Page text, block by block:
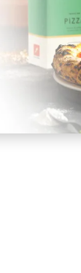
pečenie
z tradičnej
a vhodná aj
reguláciou